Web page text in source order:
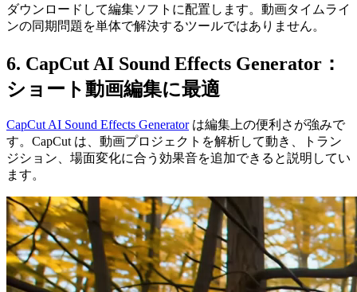
ダウンロードして編集ソフトに配置します。動画タイムライ
ンの同期問題を単体で解決するツールではありません。
6. CapCut AI Sound Effects Generator：
ショート動画編集に最適
CapCut AI Sound Effects Generatorは編集上の便利さが強みで
す。CapCut は、動画プロジェクトを解析して動き、トラン
ジション、場面変化に合う効果音を追加できると説明してい
ます。